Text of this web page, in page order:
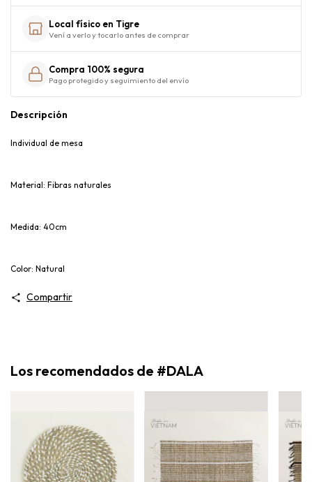
Local físico en Tigre
Vení a verlo y tocarlo antes de comprar
Compra 100% segura
Pago protegido y seguimiento del envío
Descripción
Individual de mesa
Material: Fibras naturales
Medida: 40cm
Color: Natural
Compartir
Los recomendados de #DALA